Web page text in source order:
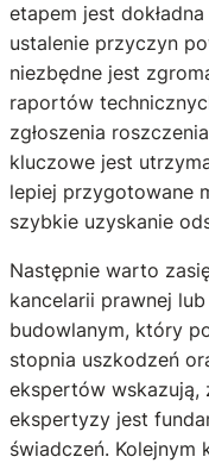
etapem jest
ustalenie przyczyn
niezbędne jest
raportów
zgłoszenia
kluczowe jest
lepiej przygotowane
szybkie uzyskanie
Następnie warto
kancelarii prawnej
budowlanym, który
stopnia uszkodzeń
ekspertów wskazują,
ekspertyzy jest
świadczeń. Kolejnym